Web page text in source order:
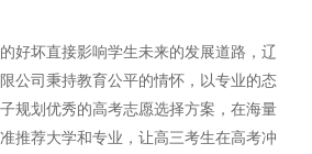
好坏直接影响学生未来的发展道路，辽
公司秉持教育公平的情怀，以专业的态
规划优秀的高考志愿选择方案，在海量
推荐大学和专业，让高三考生在高考冲